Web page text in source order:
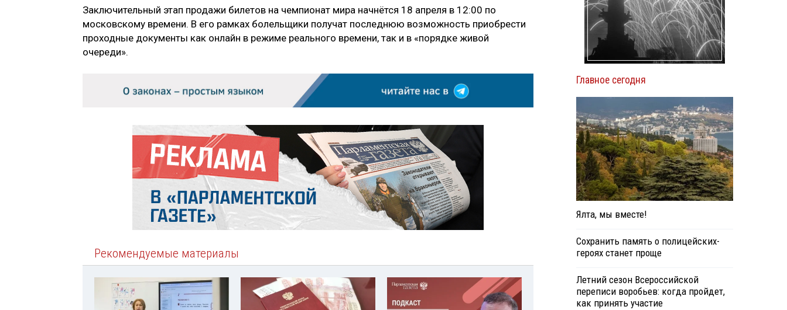
Заключительный этап продажи билетов на чемпионат мира начнётся 18 апреля в 12:00 по
московскому времени. В его рамках болельщики получат последнюю возможность приобрести
проходные документы как онлайн в режиме реального времени, так и в «порядке живой
очереди».
Рекомендуемые материалы
Главное сегодня
Ялта, мы вместе!
Сохранить память о полицейских-
героях станет проще
Летний сезон Всероссийской
переписи воробьев: когда пройдет,
как принять участие